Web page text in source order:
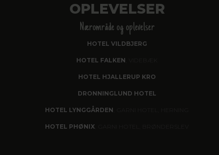
OPLEVELSER
Nærområde og oplevelser
HOTEL VILDBJERG
HOTEL FALKEN
HOTEL HJALLERUP KRO
DRONNINGLUND HOTEL
HOTEL LYNGGÅRDEN
HOTEL PHØNIX